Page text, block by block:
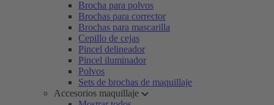
Brocha para polvos
Brochas para corrector
Brochas para mascarilla
Cepillo de cejas
Pincel delineador
Pincel iluminador
Polvos
Sets de brochas de maquillaje
Accesorios maquillaje